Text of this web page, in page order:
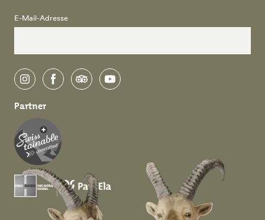
E-Mail-Adresse
instagramfacebooktripadvisoryoutube
Partner